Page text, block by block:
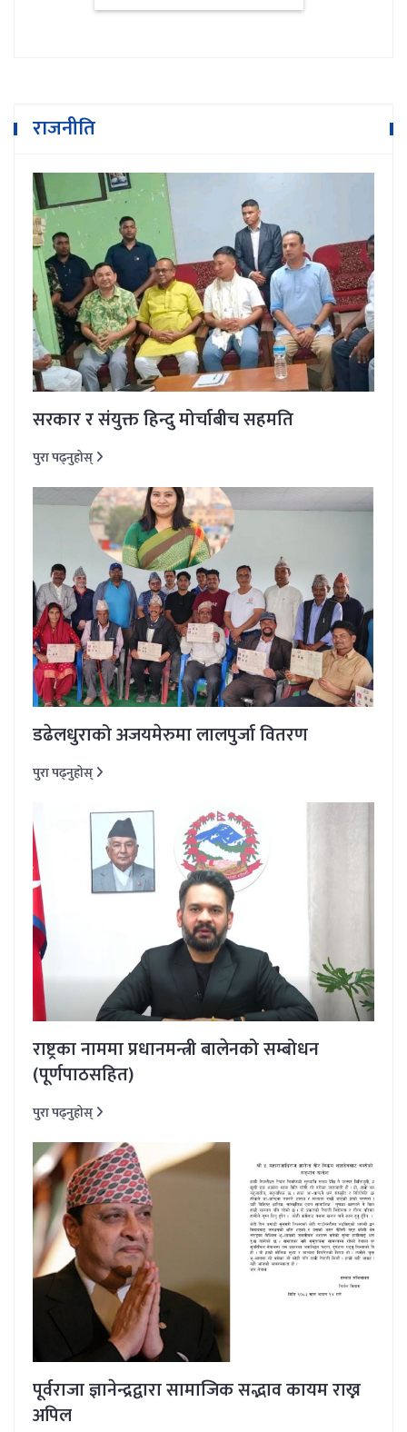
राजनीति
सरकार र संयुक्त हिन्दु मोर्चाबीच सहमति
पुरा पढ्नुहोस्
डढेलधुराको अजयमेरुमा लालपुर्जा वितरण
पुरा पढ्नुहोस्
राष्ट्रका नाममा प्रधानमन्त्री बालेनको सम्बोधन
(पूर्णपाठसहित)
पुरा पढ्नुहोस्
पूर्वराजा ज्ञानेन्द्रद्वारा सामाजिक सद्भाव कायम राख्न
अपिल